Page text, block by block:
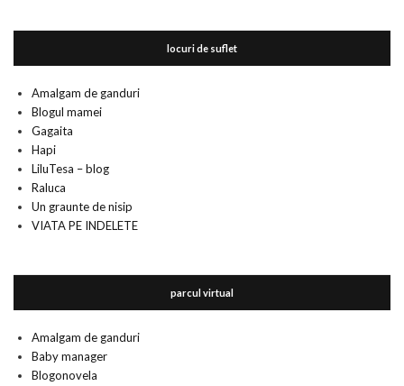
locuri de suflet
Amalgam de ganduri
Blogul mamei
Gagaita
Hapi
LiluTesa – blog
Raluca
Un graunte de nisip
VIATA PE INDELETE
parcul virtual
Amalgam de ganduri
Baby manager
Blogonovela